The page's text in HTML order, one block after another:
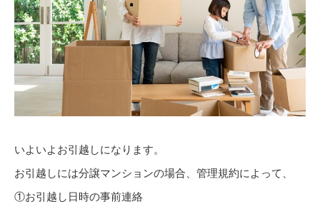
いよいよお引越しになります。
お引越しには分譲マンションの場合、管理規約によって、
①お引越し日時の事前連絡